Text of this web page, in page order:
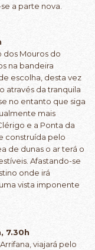
a parte nova.
dos Mouros do
na bandeira
escolha, desta vez
através da tranquila
no entanto que siga
mais
e a Ponta da
construída pelo
de dunas o ar terá o
Afastando-se
onde irá
vista imponente
7.30h
viajará pelo